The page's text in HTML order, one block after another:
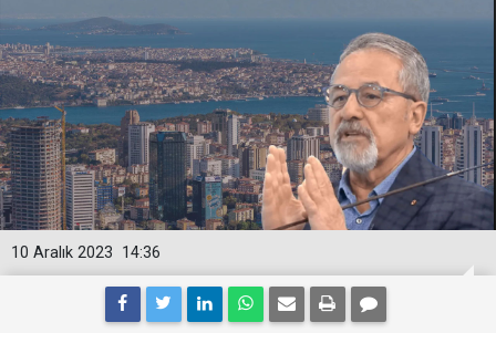
14:36
10 Aralık 2023